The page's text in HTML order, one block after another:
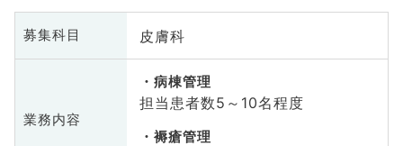
募集科目 皮膚科
業務内容
病棟管理
担当患者数5～10名程度
褥瘡管理